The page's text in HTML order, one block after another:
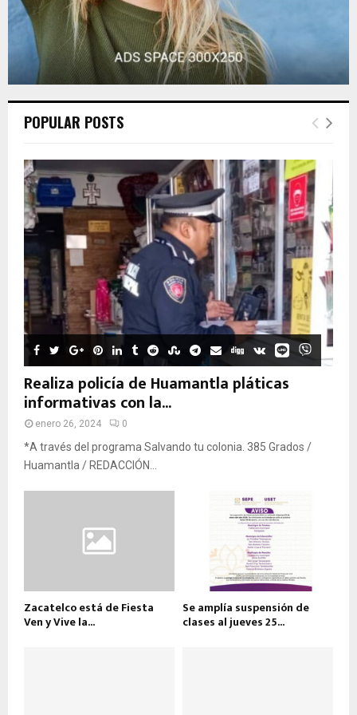
POPULAR POSTS
Realiza policía de Huamantla pláticas
informativas con la...
enero 26, 2024 0
*A través del programa Salvando tu colonia. 385 Grados /
Huamantla / REDACCIÓN...
Zacatelco está de Fiesta
Ven y Vive la...
Se amplía suspensión de
clases al jueves 25...